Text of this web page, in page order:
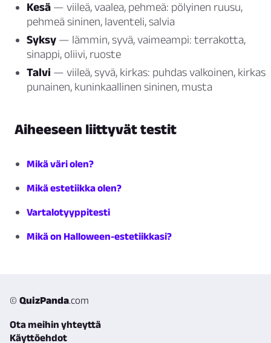
Kesä — viileä, vaalea, pehmeä: pölyinen ruusu,
pehmeä sininen, laventeli, salvia
Syksy — lämmin, syvä, vaimeampi: terrakotta,
sinappi, oliivi, ruoste
Talvi — viileä, syvä, kirkas: puhdas valkoinen, kirkas
punainen, kuninkaallinen sininen, musta
Aiheeseen liittyvät testit
Mikä väri olen?
Mikä estetiikka olen?
Vartalotyyppitesti
Mikä on Halloween-estetiikkasi?
© QuizPanda.com
Ota meihin yhteyttä
Käyttöehdot